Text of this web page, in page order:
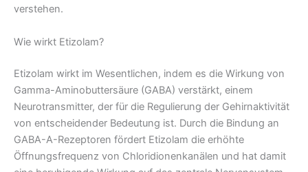
verstehen.
Wie wirkt Etizolam?
Etizolam wirkt im Wesentlichen, indem es die Wirkung von
Gamma-Aminobuttersäure (GABA) verstärkt, einem
Neurotransmitter, der für die Regulierung der Gehirnaktivität
von entscheidender Bedeutung ist. Durch die Bindung an
GABA-A-Rezeptoren fördert Etizolam die erhöhte
Öffnungsfrequenz von Chloridionenkanälen und hat damit